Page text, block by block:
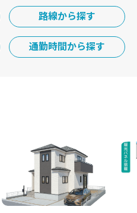
路線から探す
通勤時間から探す